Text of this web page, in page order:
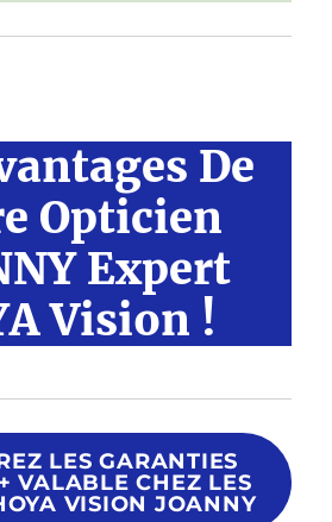
De
Opticien
Expert
Vision !
LES GARANTIES
VALABLE CHEZ LES
VISION JOANNY